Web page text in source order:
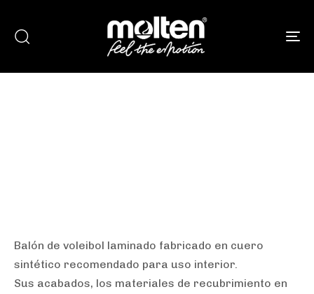
Balón de voleibol laminado fabricado en cuero
sintético recomendado para uso interior.
Sus acabados, los materiales de recubrimiento en